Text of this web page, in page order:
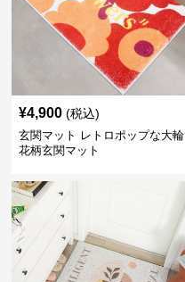
¥4,900 (税込)
玄関マット レトロポップな大輪
花柄玄関マット